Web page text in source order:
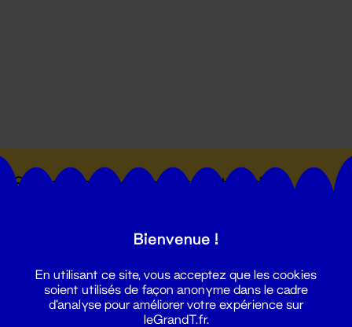
Suivez toutes les actualités du
Bienvenue !
En utilisant ce site, vous acceptez que les cookies
soient utilisés de façon anonyme dans le cadre
d'analyse pour améliorer votre expérience sur
leGrandT.fr.